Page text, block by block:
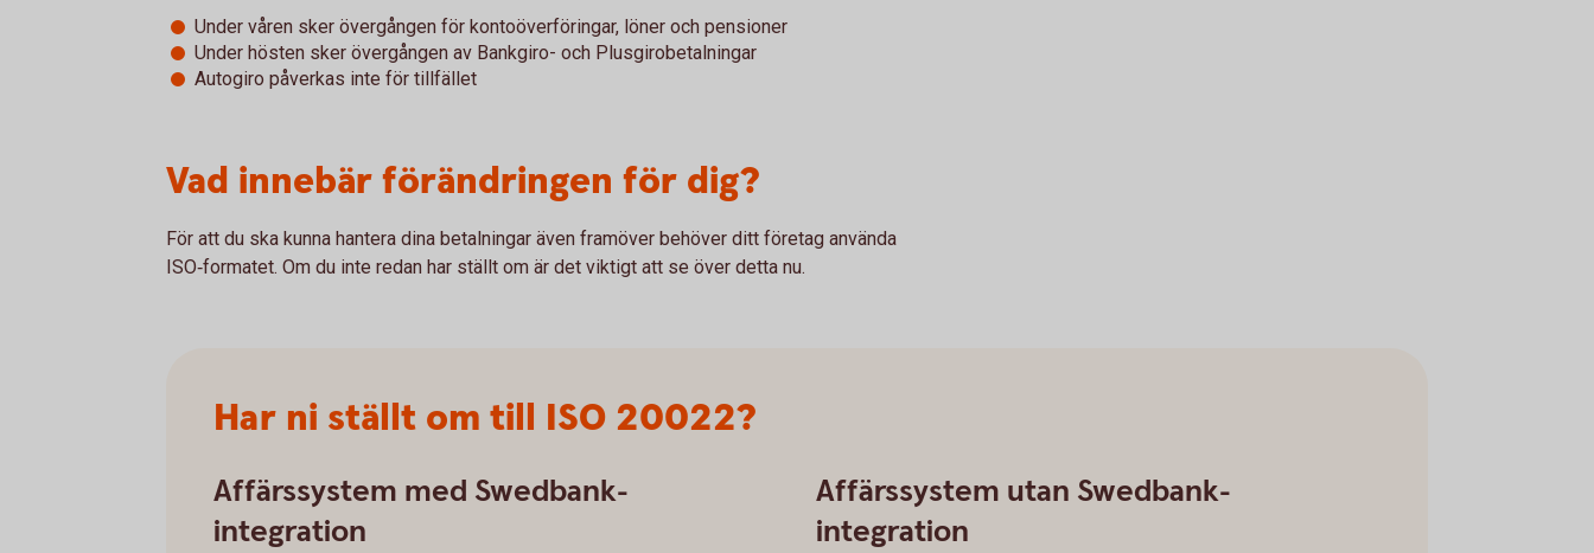
Under våren sker övergången för kontoöverföringar, löner och pensioner
Under hösten sker övergången av Bankgiro- och Plusgirobetalningar
Autogiro påverkas inte för tillfället
Vad innebär förändringen för dig?
För att du ska kunna hantera dina betalningar även framöver behöver ditt företag använda
ISO‑formatet. Om du inte redan har ställt om är det viktigt att se över detta nu.
Har ni ställt om till ISO 20022?
Affärssystem med Swedbank-
integration
Affärssystem utan Swedbank-
integration